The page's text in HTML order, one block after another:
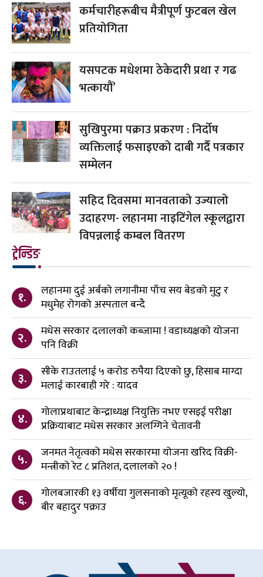
कर्मचारीहरूबीच मैत्रीपूर्ण फुटबल खेल
प्रतियोगिता
यसपटक मधेशमा ठेकेदारी प्रथा र गढ
भत्कायौं’
सुखिपुरमा पक्राउ प्रकरण : निर्दोष
व्यक्तिलाई फसाइएको दाबी गर्दै पत्रकार
सम्मेलन
सहिद दिवसमा मानवताको उज्यालो
उदाहरण- लहानमा नाइटिंगेल स्कूलद्वारा
विपन्नलाई कम्बल वितरण
ट्रेन्डिङ
१.
लहानमा दुई अर्बको लगानीमा पाँच सय बेडको मुटु र
मधुमेह रोगको अस्पताल बन्दै
२.
मधेस सरकार दलालको कब्जामा ! वडाध्यक्षको योजना
पनि विक्री
३.
सीके राउतलाई ५ करोड रुपैया दिएको छु, हिसाब माग्दा
मलाई कारबाही गरे : यादव
४.
गोलाप्रथाबाट केन्द्राध्यक्ष नियुक्ति नभए एसइई परीक्षा
प्रक्रियाबाट मधेस सरकार अलग्गिने चेतावनी
५.
जनमत नेतृत्वको मधेस सरकारमा योजना खरिद विक्री-
मन्त्रीको रेट ८ प्रतिशत, दलालको २० !
६.
गोलबजारकी १३ वर्षीया गुलसनाको मृत्यूको रहस्य खुल्यो,
बीर बहादुर पक्राउ